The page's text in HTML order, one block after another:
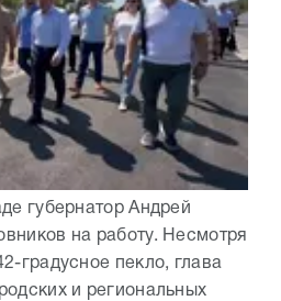
губернатор Андрей
на работу. Несмотря
градусное пекло, глава
и региональных